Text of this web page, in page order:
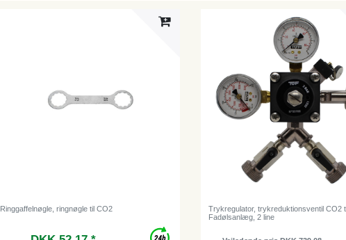
Ringgaffelnøgle, ringnøgle til CO2
Trykregulator, trykreduktionsventil CO2
Fadølsanlæg, 2 line